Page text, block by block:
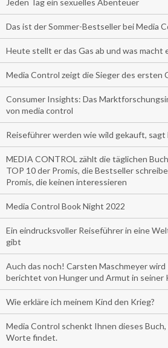
Das ist der Sommer-Bestseller bei Media
Heute stellt er das Gas ab und was macht
Media Control zeigt die Sieger des ersten
Consumer Insights: Das
von media control
Reiseführer werden wie wild gekauft, sagt
MEDIA CONTROL zählt die täglichen
TOP 10 der Promis, die Bestseller
Promis, die keinen interessieren
Media Control Book Night 2022
Ein eindrucksvoller Reiseführer in eine
gibt
Auch das noch! Carsten Maschmeyer
berichtet von Hunger und Armut in seiner
Wie erkläre ich meinem Kind den Krieg?
Media Control schenkt Ihnen dieses
Worte findet.